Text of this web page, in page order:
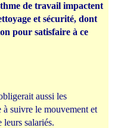
de travail impactent
et sécurité, dont
pour satisfaire à ce
aussi les
à suivre le mouvement et
salariés.